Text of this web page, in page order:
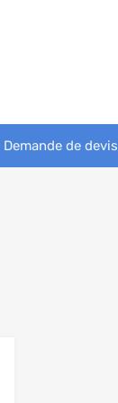
Demande de devis